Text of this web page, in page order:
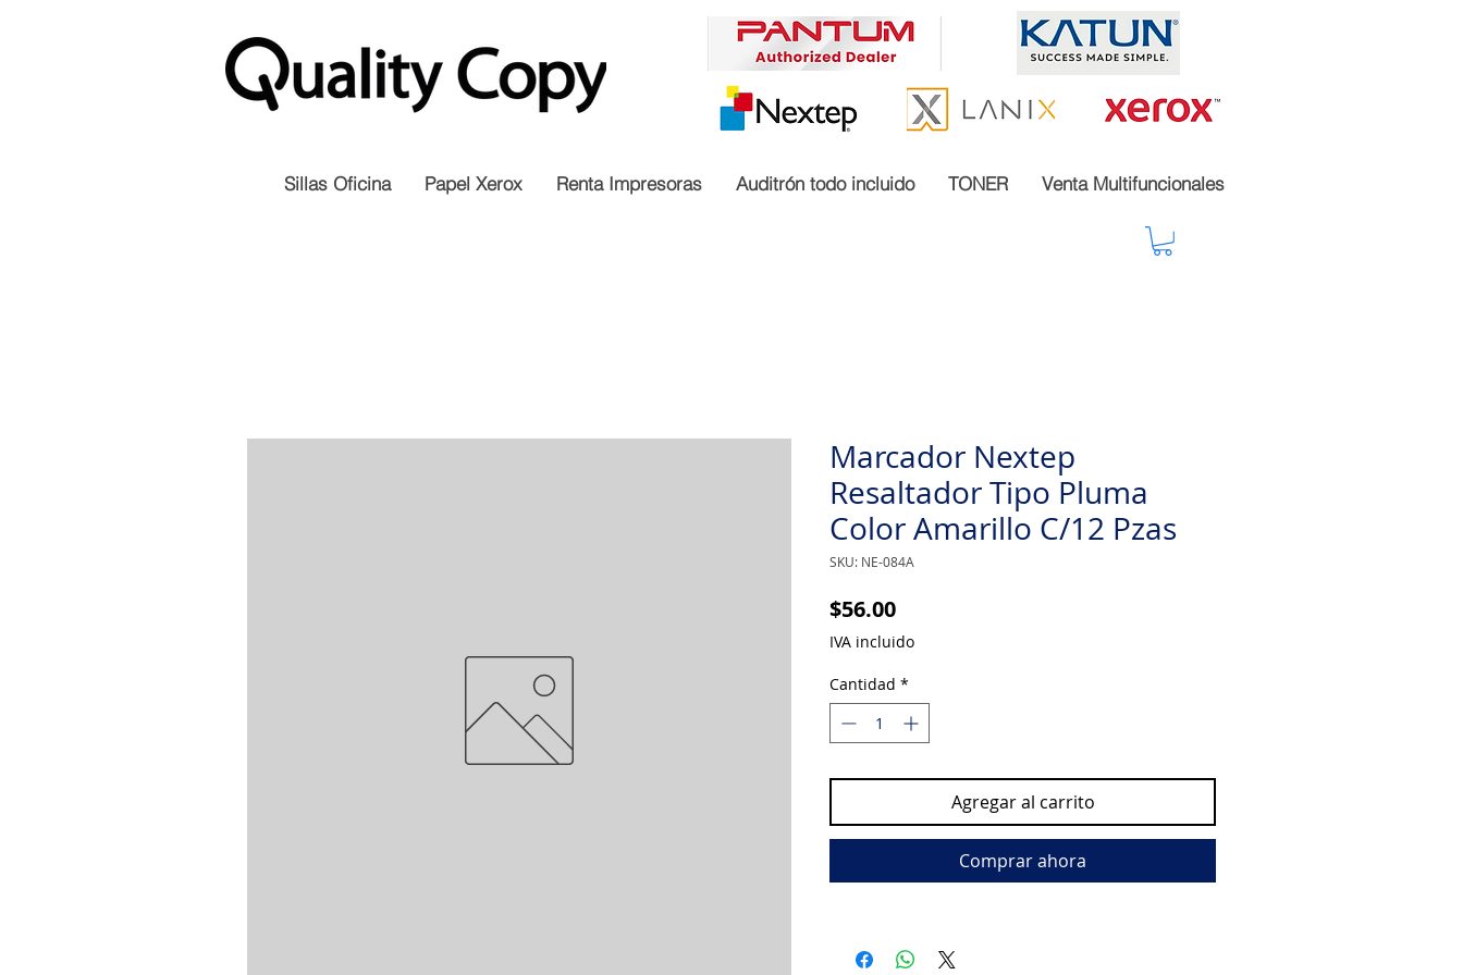
Sillas Oficina Papel Xerox Renta Impresoras Auditrón todo incluido TONER Venta Multifuncionales
Marcador Nextep
Resaltador Tipo Pluma
Color Amarillo C/12 Pzas
SKU: NE-084A
$56.00Precio
IVA incluido
Cantidad *
Agregar al carrito
Comprar ahora